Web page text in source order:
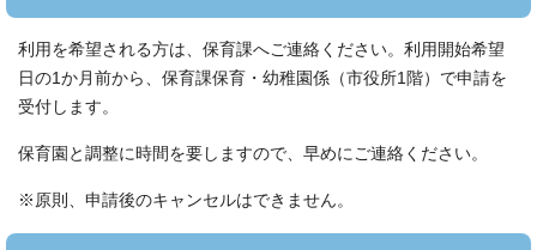
利用を希望される方は、保育課へご連絡ください。利用開始希望
日の1か月前から、保育課保育・幼稚園係（市役所1階）で申請を
受付します。
保育園と調整に時間を要しますので、早めにご連絡ください。
※原則、申請後のキャンセルはできません。